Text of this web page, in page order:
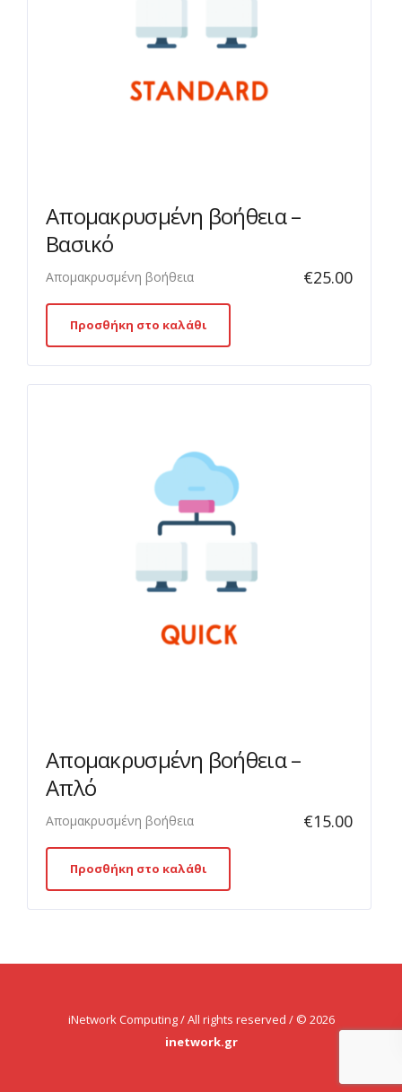
Απομακρυσμένη βοήθεια –
Βασικό
Απομακρυσμένη βοήθεια €25.00
Προσθήκη στο καλάθι
Απομακρυσμένη βοήθεια –
Απλό
Απομακρυσμένη βοήθεια €15.00
Προσθήκη στο καλάθι
iNetwork Computing / All rights reserved / © 2026
inetwork.gr